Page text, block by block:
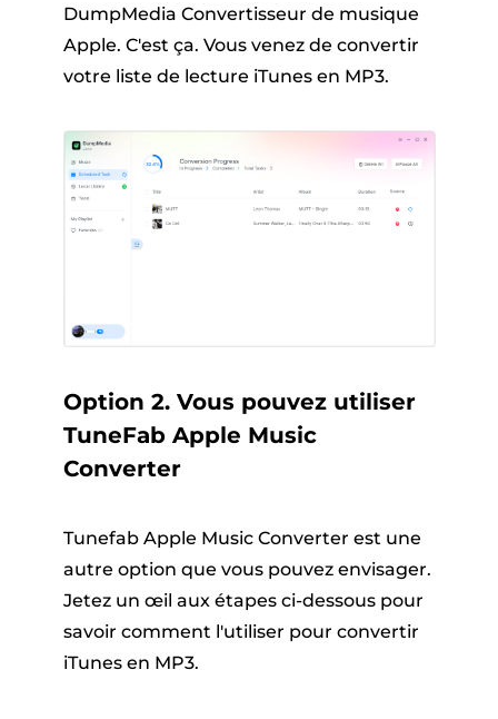
DumpMedia Convertisseur de musique
Apple. C'est ça. Vous venez de convertir
votre liste de lecture iTunes en MP3.
Option 2. Vous pouvez utiliser
TuneFab Apple Music
Converter
Tunefab Apple Music Converter est une
autre option que vous pouvez envisager.
Jetez un œil aux étapes ci-dessous pour
savoir comment l'utiliser pour convertir
iTunes en MP3.